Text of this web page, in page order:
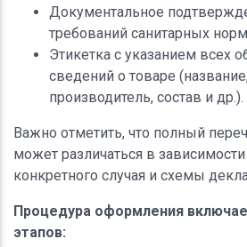
Документальное
требований санитарных
Этикетка с указанием всех
сведений о товаре
производитель, состав и др.).
Важно отметить, что полный
может различаться в
конкретного случая и схемы
Процедура оформления
этапов: